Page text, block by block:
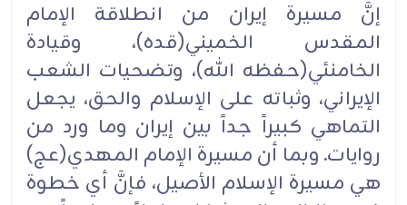
إنَّ مسيرة إيران من انطلاقة الإمام
المقدس الخميني(قده)، وقيادة
الخامنئي(حفظه الله)، وتضحيات الشعب
الإيراني، وثباته على الإسلام والحق، يجعل
التماهي كبيراً جداً بين إيران وما ورد من
روايات. وبما أن مسيرة الإمام المهدي(عج)
هي مسيرة الإسلام الأصيل، فإنَّ أي خطوة